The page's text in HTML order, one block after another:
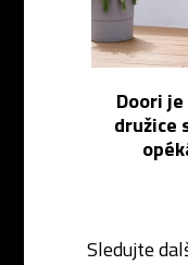
Doori
družice
Sledujte